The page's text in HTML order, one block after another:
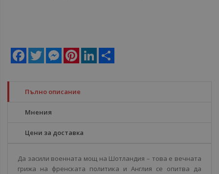
Facebook
Twitter MessengerPinterestLinkedIn
Пълно описание
Мнения
Цени за доставка
Да засили военната мощ на Шотландия – това е вечната
грижа на френската политика и Англия се опитва да